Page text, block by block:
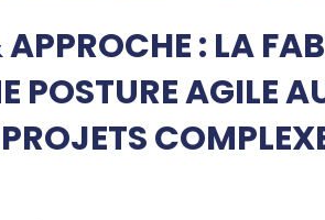
: LA
POSTURE AGILE